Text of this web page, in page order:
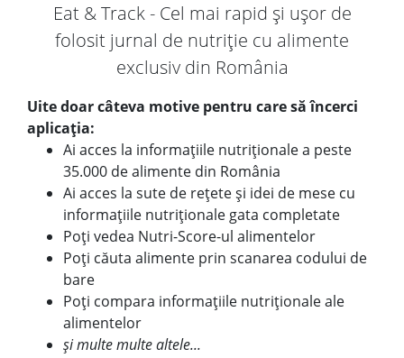
Eat & Track - Cel mai rapid și ușor de
folosit jurnal de nutriție cu alimente
exclusiv din România
Uite doar câteva motive pentru care să încerci
aplicația:
Ai acces la informațiile nutriționale a peste
35.000 de alimente din România
Ai acces la sute de rețete și idei de mese cu
informațiile nutriționale gata completate
Poți vedea Nutri-Score-ul alimentelor
Poți căuta alimente prin scanarea codului de
bare
Poți compara informațiile nutriționale ale
alimentelor
și multe multe altele...